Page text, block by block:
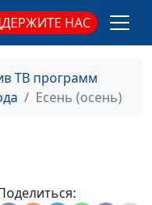
НАС
ТВ программ
Есень (осень)
#615
#613